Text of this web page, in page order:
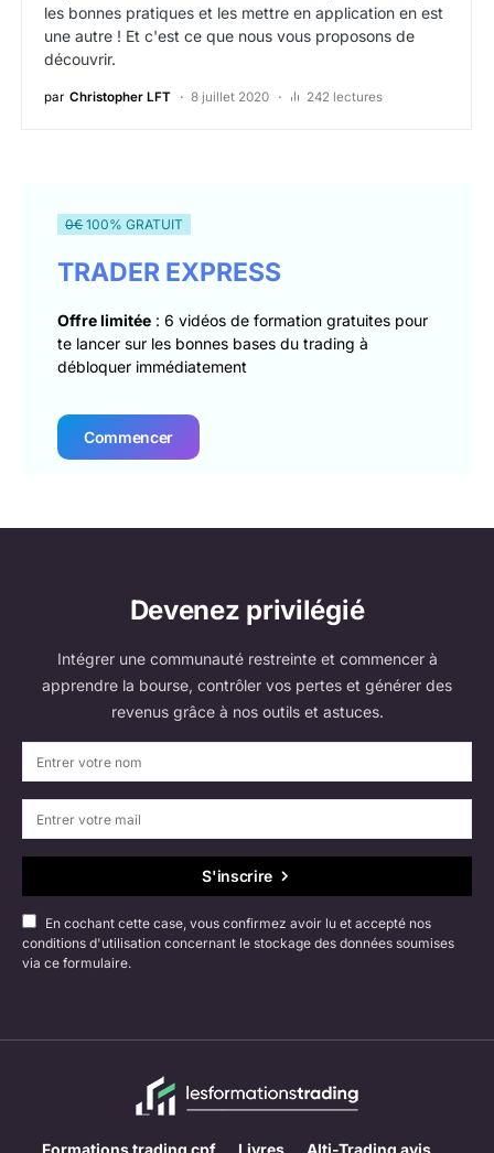
les bonnes pratiques et les mettre en application en est
une autre ! Et c'est ce que nous vous proposons de
découvrir.
par Christopher LFT 8 juillet 2020 242 lectures
0€100% GRATUIT
TRADER EXPRESS
Offre limitée : 6 vidéos de formation gratuites pour
te lancer sur les bonnes bases du trading à
débloquer immédiatement
Commencer
Devenez privilégié
Intégrer une communauté restreinte et commencer à
apprendre la bourse, contrôler vos pertes et générer des
revenus grâce à nos outils et astuces.
S'inscrire
En cochant cette case, vous confirmez avoir lu et accepté nos
conditions d'utilisation concernant le stockage des données soumises
via ce formulaire.
Formations trading cpf Livres Alti-Trading avis